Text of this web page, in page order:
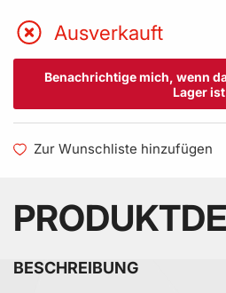
Ausverkauft
Benachrichtige mich, wenn
Lager ist
Zur Wunschliste hinzufügen
BESCHREIBUNG